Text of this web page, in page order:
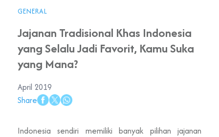
GENERAL
Jajanan Tradisional Khas Indonesia
yang Selalu Jadi Favorit, Kamu Suka
yang Mana?
April 2019
Share
Indonesia sendiri memiliki banyak pilihan jajanan